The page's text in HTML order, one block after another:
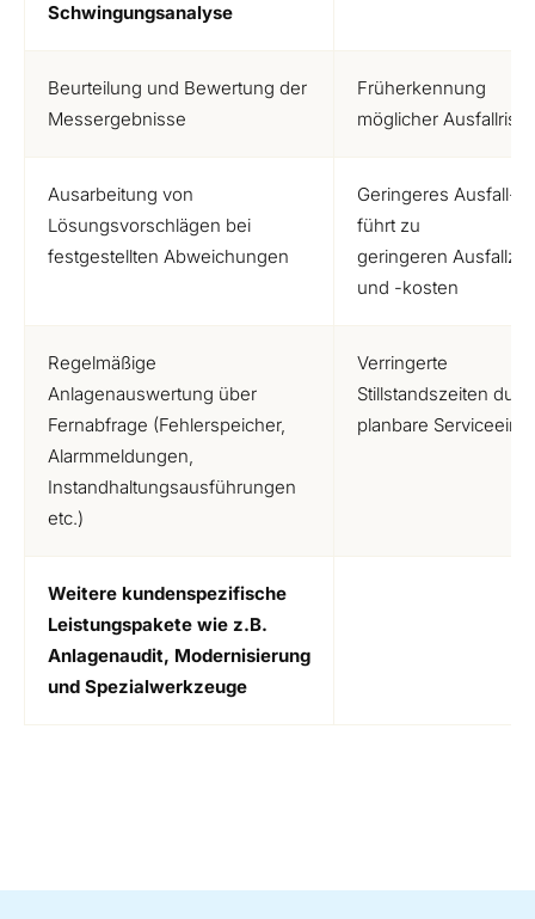
Schwingungsanalyse
Beurteilung und Bewertung der
Messergebnisse
Früherkennung
möglicher
Ausarbeitung von
Lösungsvorschlägen bei
festgestellten Abweichungen
Geringeres Ausfall-
führt zu
geringeren
und -kosten
Regelmäßige
Anlagenauswertung über
Fernabfrage (Fehlerspeicher,
Alarmmeldungen,
Instandhaltungsausführungen
etc.)
Verringerte
Stillstandszeiten
planbare
Weitere kundenspezifische
Leistungspakete wie z.B.
Anlagenaudit, Modernisierung
und Spezialwerkzeuge